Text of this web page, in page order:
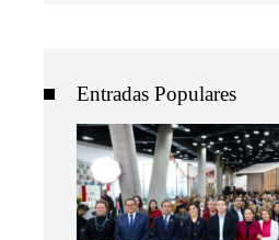
Entradas Populares